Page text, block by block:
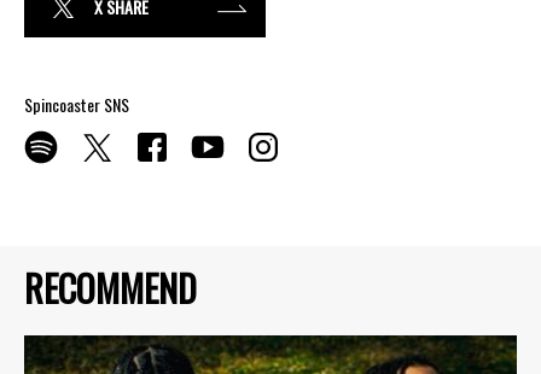
RECOMMEND
X SHARE
Spincoaster SNS